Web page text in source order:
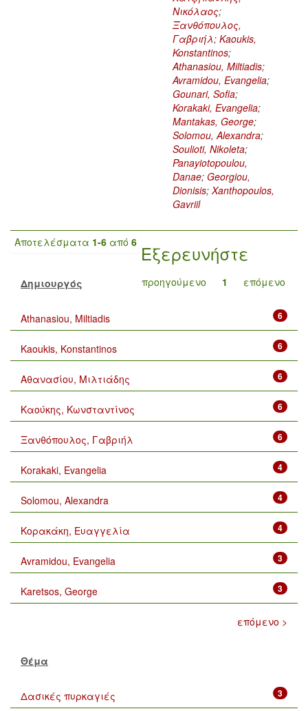
Νικόλαος;
Ξανθόπουλος,
Γαβριήλ; Kaoukis,
Konstantinos;
Athanasiou, Miltiadis;
Avramidou, Evangelia;
Gounari, Sofia;
Korakaki, Evangelia;
Mantakas, George;
Solomou, Alexandra;
Soulioti, Nikoleta;
Panayiotopoulou,
Danae; Georgiou,
Dionisis;Xanthopoulos,
Gavriil
Αποτελέσματα 1-6 από 6
προηγούμενο 1 επόμενο
Εξερευνήστε
Δημιουργός
6
Athanasiou, Miltiadis
6
Kaoukis, Konstantinos
6
Αθανασίου, Μιλτιάδης
6
Καούκης, Κωνσταντίνος
6
Ξανθόπουλος, Γαβριήλ
4
Korakaki, Evangelia
4
Solomou, Alexandra
4
Κορακάκη, Ευαγγελία
3
Avramidou, Evangelia
3
Karetsos, George
επόμενο >
Θέμα
3
Δασικές πυρκαγιές